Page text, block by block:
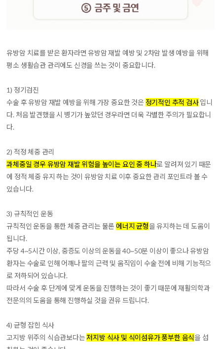
유방암 치료를 받은 환자라면 유방암 재발 예방 및 2차암 발생 예방을 위해
평소 생활습관 관리에도 신경을 쓰는 것이 중요합니다.
1) 정기검진
수술 후 유방암 재발 예방을 위해 가장 중요한 것은 정기적인 추적 검사입니
다. 처음 발견했을 시 병기가 높았던 경우라면 더욱 각별한 주의가 필요합니
다.
2) 적정 체중 관리
과체중일 경우 유방암 재발 위험을 높이는 요인 중 하나로 알려져 있기 때문
에 정적 체중 유지 하는 것이 유방암 치료 이후 중요한 관리 포인트라 볼 수
있습니다.
3) 규칙적인 운동
규칙적인 운동을 통한 체중 관리는 물론 에너지 균형을 유지하는 데 도움이
됩니다.
주당 4~5시간 이상, 중증도 이상의 운동을 40~50분 이상이 좋으나 유방암
환자는 수술로 인해 어깨나 팔의 근력 및 움직임이 수술 전에 비해 기능적으
로 저하되어 있습니다.
따라서 수술 후 단계에 맞게 운동을 진행하는 것이 좋기 때문에 재활의학과
전문의의 도움을 통해 진행하실 것을 권유 드립니다.
4) 균형 잡힌 식사
고지방 위주의 식습관보다는저지방 식사 및 식이섬유가 풍부한 음식을 섭